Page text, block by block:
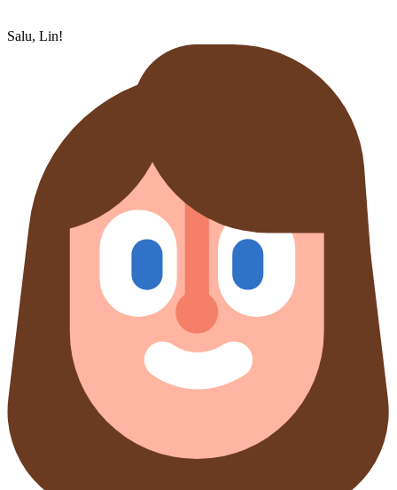
Salu, Lin!